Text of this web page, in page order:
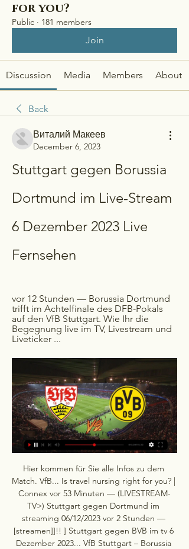
for you?
Public · 181 members
Join
Discussion Media Members About
Back
Виталий Макеев
December 6, 2023
Stuttgart gegen Borussia
Dortmund im Live-Stream
6 Dezember 2023 Live
Fernsehen
vor 12 Stunden — Borussia Dortmund
trifft im Achtelfinale des DFB-Pokals
auf den VfB Stuttgart. Wie Ihr die
Begegnung live im TV, Livestream und
Liveticker ...
Hier kommen für Sie alle Infos zu dem
Match. VfB... Is travel nursing right for you? |
Connex vor 53 Minuten — (LIVESTREAM-
TV>) Stuttgart gegen Dortmund im
streaming 06/12/2023 vor 2 Stunden —
[streamen]]!! ] Stuttgart gegen BVB im tv 6
Dezember 2023... VfB Stuttgart – Borussia